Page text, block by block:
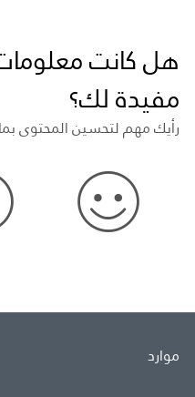
هل كانت
مفيدة لك؟
رأيك مهم لتحسين المحتوى
موارد